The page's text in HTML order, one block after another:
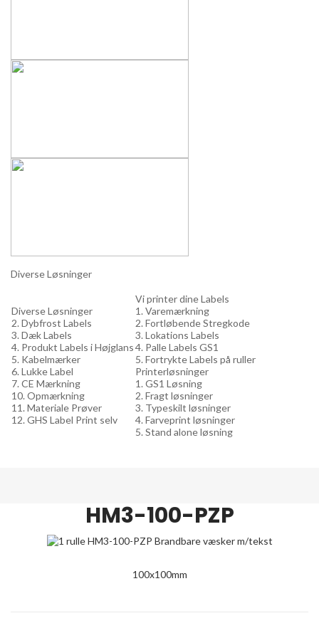
Diverse Løsninger
Diverse Løsninger
2. Dybfrost Labels
3. Dæk Labels
4. Produkt Labels i Højglans
5. Kabelmærker
6. Lukke Label
7. CE Mærkning
10. Opmærkning
11. Materiale Prøver
12. GHS Label Print selv
Vi printer dine Labels
1. Varemærkning
2. Fortløbende Stregkode
3. Lokations Labels
4. Palle Labels GS1
5. Fortrykte Labels på ruller
Printerløsninger
1. GS1 Løsning
2. Fragt løsninger
3. Typeskilt løsninger
4. Farveprint løsninger
5. Stand alone løsning
HM3-100-PZP
100x100mm